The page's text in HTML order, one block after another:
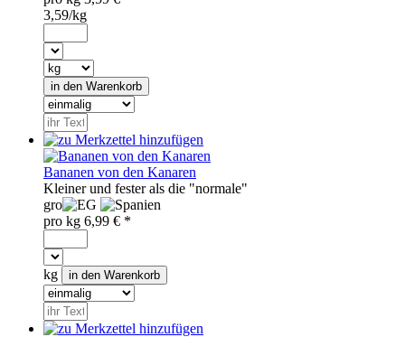
3,59/kg
Bananen von den Kanaren
Kleiner und fester als die "normale"
gro
pro kg 6,99 € *
kg